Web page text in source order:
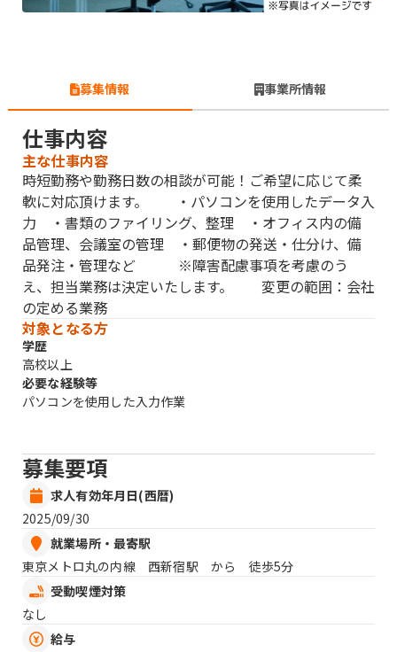
募集情報 事業所情報
仕事内容
主な仕事内容
時短勤務や勤務日数の相談が可能！ご希望に応じて柔
軟に対応頂けます。 ・パソコンを使用したデータ入
力 ・書類のファイリング、整理 ・オフィス内の備
品管理、会議室の管理 ・郵便物の発送・仕分け、備
品発注・管理など ※障害配慮事項を考慮のう
え、担当業務は決定いたします。 変更の範囲：会社
の定める業務
対象となる方
学歴
高校以上
必要な経験等
パソコンを使用した入力作業
募集要項
求人有効年月日(西暦)
2025/09/30
就業場所・最寄駅
東京メトロ丸の内線 西新宿駅 から 徒歩5分
受動喫煙対策
なし
給与